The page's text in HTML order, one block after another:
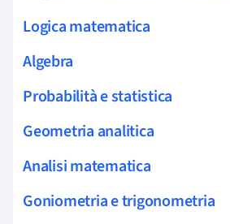
Logica matematica
Algebra
Probabilità e statistica
Geometria analitica
Analisi matematica
Goniometria e trigonometria